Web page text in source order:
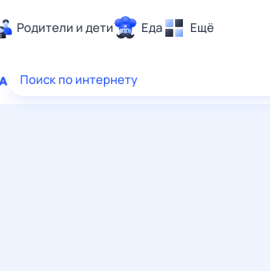
Родители и дети Еда Ещё
Здоровье
Поиск по интернету